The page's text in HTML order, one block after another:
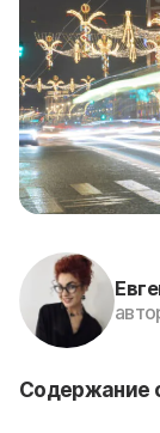
Содержание